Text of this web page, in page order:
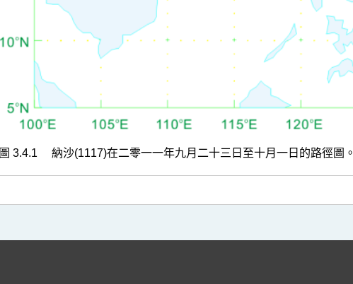
圖 3.4.1 納沙(1117)在二零一一年九月二十三日至十月一日的路徑圖。